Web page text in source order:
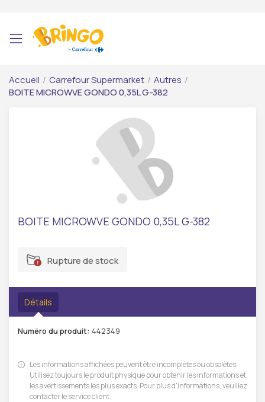
Accueil / Carrefour Supermarket / Autres /
BOITE MICROWVE GONDO 0,35L G-382
BOITE MICROWVE GONDO 0,35L G-382
Rupture de stock
Détails
Numéro du produit: 442349
Les informations affichées peuvent être incomplètes ou obsolètes.
Utilisez toujours le produit physique pour obtenir les informations et
les avertissements les plus exacts. Pour plus d'informations, veuillez
contacter le service client.